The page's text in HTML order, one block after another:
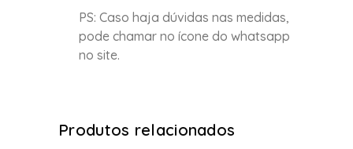
PS: Caso haja dúvidas nas medidas,
pode chamar no ícone do whatsapp
no site.
Produtos relacionados